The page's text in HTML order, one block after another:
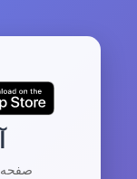
صفحه 1 از 343 | مجموع 3425 آرشیو